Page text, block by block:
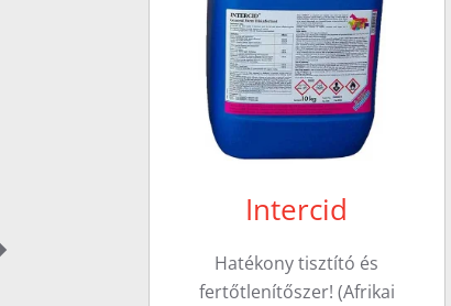
Intercid
Hatékony tisztító és
fertőtlenítőszer! (Afrikai